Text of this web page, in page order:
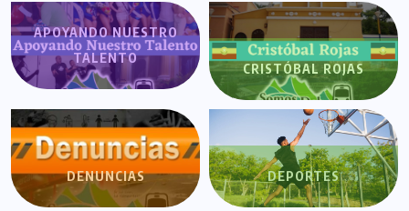
APOYANDO NUESTRO
TALENTO
CRISTÓBAL ROJAS
DENUNCIAS DEPORTES